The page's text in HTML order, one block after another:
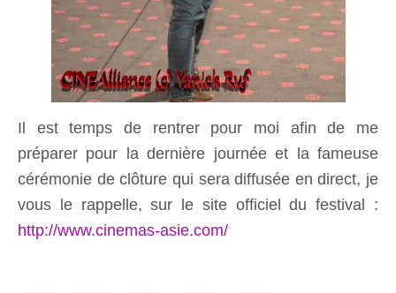
Il est temps de rentrer pour moi afin de me
préparer pour la dernière journée et la fameuse
cérémonie de clôture qui sera diffusée en direct, je
vous le rappelle, sur le site officiel du festival :
http://www.cinemas-asie.com/